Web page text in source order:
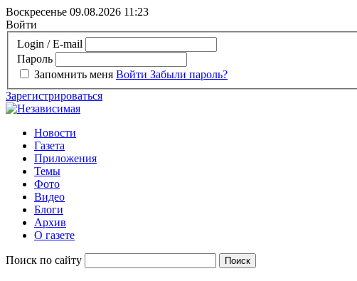
Воскресенье 09.08.2026 11:23
Войти
Login / E-mail
Пароль
Запомнить меня Войти Забыли пароль?
Зарегистрироваться
Новости
Газета
Приложения
Темы
Фото
Видео
Блоги
Архив
О газете
Поиск по сайту